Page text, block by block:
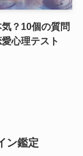
？10個の質問
心理テスト
ン鑑定